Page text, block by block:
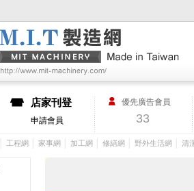
店家刊登
申請會員
優先廣告會員
33
工程網 家事網 加工網 修繕網 野外生活網 清